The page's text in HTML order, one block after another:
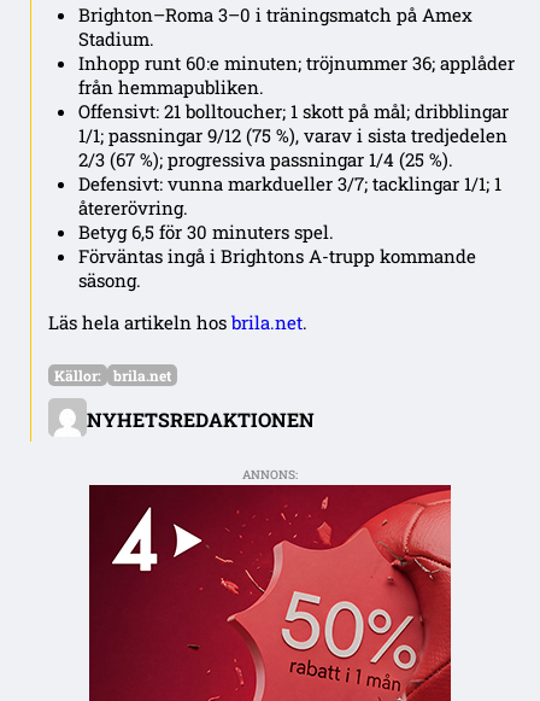
Brighton–Roma 3–0 i träningsmatch på Amex
Stadium.
Inhopp runt 60:e minuten; tröjnummer 36; applåder
från hemmapubliken.
Offensivt: 21 bolltoucher; 1 skott på mål; dribblingar
1/1; passningar 9/12 (75 %), varav i sista tredjedelen
2/3 (67 %); progressiva passningar 1/4 (25 %).
Defensivt: vunna markdueller 3/7; tacklingar 1/1; 1
återerövring.
Betyg 6,5 för 30 minuters spel.
Förväntas ingå i Brightons A-trupp kommande
säsong.
Läs hela artikeln hos brila.net.
NYHETSREDAKTIONEN
Källor: brila.net
ANNONS: